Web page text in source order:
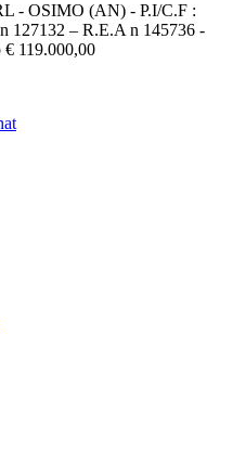
- OSIMO (AN) - P.I/C.F :
127132 – R.E.A n 145736 -
€ 119.000,00